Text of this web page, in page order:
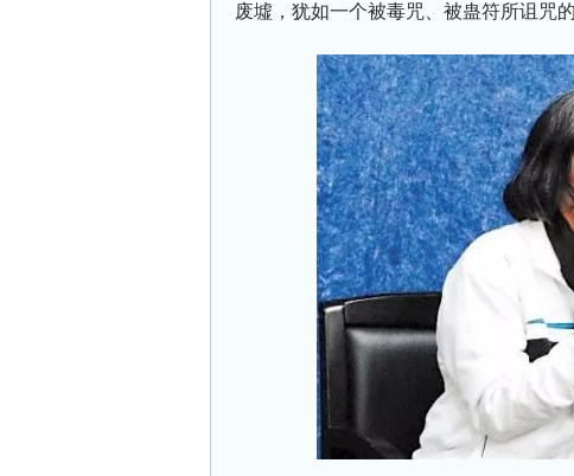
废墟，犹如一个被毒咒、被蛊符所诅咒